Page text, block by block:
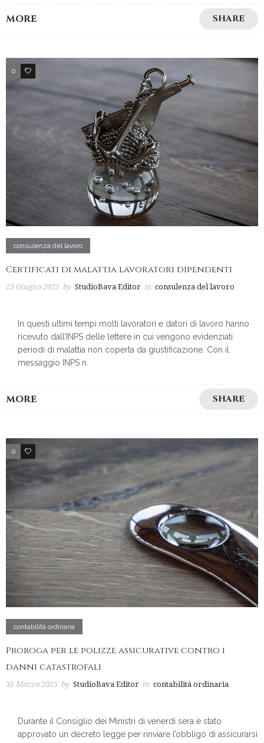
MORE SHARE
0 3
consulenza del lavoro
Certificati di malattia lavoratori dipendenti
23 Giugno 2025 by StudioBava Editor in consulenza del lavoro
In questi ultimi tempi molti lavoratori e datori di lavoro hanno
ricevuto dall’INPS delle lettere in cui vengono evidenziati
periodi di malattia non coperta da giustificazione. Con il
messaggio INPS n.
MORE SHARE
0 3
contabilità ordinaria
Proroga per le polizze assicurative contro i
danni catastrofali
31 Marzo 2025 by StudioBava Editor in contabilità ordinaria
Durante il Consiglio dei Ministri di venerdì sera è stato
approvato un decreto legge per rinviare l’obbligo di assicurarsi